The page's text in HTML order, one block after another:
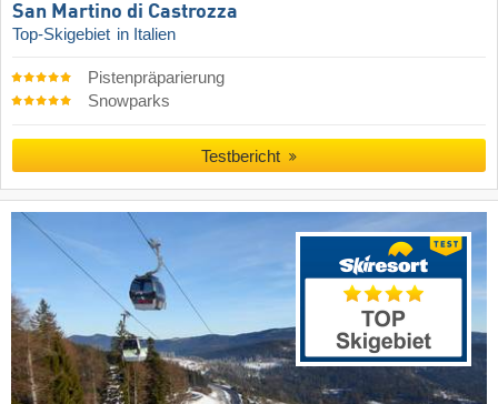
San Martino di Castrozza
Top-Skigebiet in Italien
Pistenpräparierung
Snowparks
Testbericht